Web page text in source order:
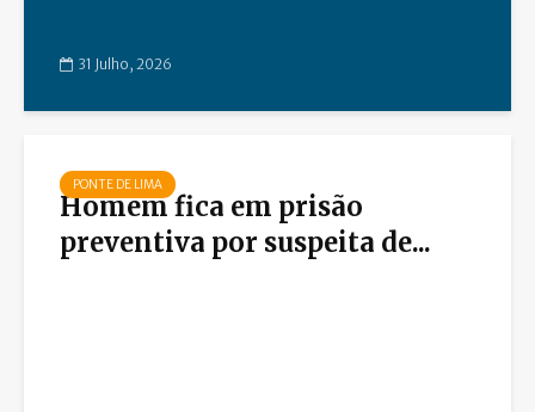
31 Julho, 2026
PONTE DE LIMA
Homem fica em prisão
preventiva por suspeita de...